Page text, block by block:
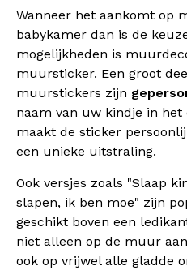
Wanneer het aankomt op
babykamer dan is de
mogelijkheden is
muursticker. Een groot
muurstickers zijn
naam van uw kindje in
maakt de sticker
een unieke uitstraling.
Ook versjes zoals "Slaap
slapen, ik ben moe" zijn
geschikt boven een
niet alleen op de muur
ook op vrijwel alle gladde